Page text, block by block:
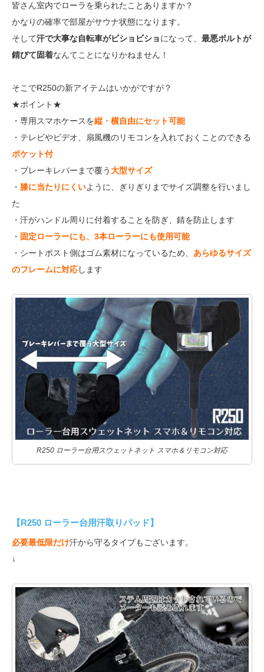
皆さん室内でローラを乗られたことありますか？
かなりの確率で部屋がサウナ状態になります。
そして汗で大事な自転車がビショビショになって、 最悪ボルトが
錆びて固着なんてことになりかねません！
そこでR250の新アイテムはいかがですが？
★ポイント★
・専用スマホケースを縦・横自由にセット可能
・テレビやビデオ、扇風機のリモコンを入れておくことのできる
ポケット付
・ブレーキレバーまで覆う大型サイズ
・ 膝に当たりにくいように、ぎりぎりまでサイズ調整を行いまし
た
・汗がハンドル周りに付着することを防ぎ、錆を防止します
・ 固定ローラーにも、3本ローラーにも使用可能
・シートポスト側はゴム素材になっているため、 あらゆるサイズ
のフレームに対応します
R250 ローラー台用スウェットネット スマホ＆リモコン対応
【R250 ローラー台用汗取りパッド】
必要最低限だけ汗から守るタイプもございます。
↓